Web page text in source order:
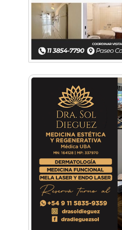
Silvia Villalba presentó
que ver con el
desde mi ser"
Planspiel: Conocé la
alemán que reunió a
Hurlingham y Quilmes
El día que Castelar
tocaban en el Club
Feria Conurbana:
pantallas y lo